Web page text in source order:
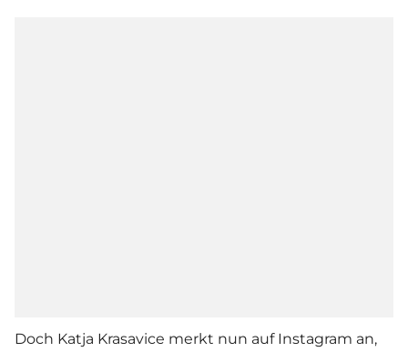
Doch Katja Krasavice merkt nun auf Instagram an,